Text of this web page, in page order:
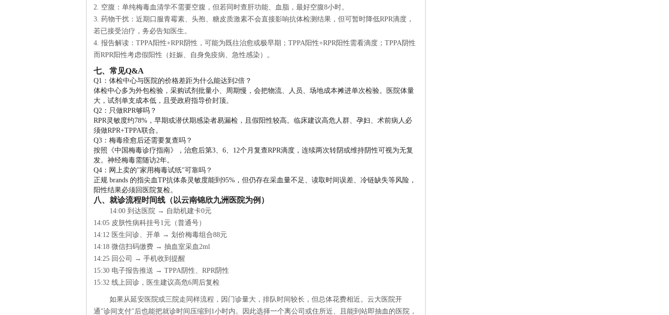
2. 空腹：单纯梅毒血清学不需要空腹，但若同时查肝功能、血脂，最好空腹8小时。
3. 药物干扰：近期口服青霉素、头孢、糖皮质激素不会直接影响抗体检测结果，但可暂时降低RPR滴度，
若已接受治疗，务必告知医生。
4. 报告解读：TPPA阳性+RPR阴性，可能为既往治愈或极早期；TPPA阳性+RPR阳性需看滴度；TPPA阴性
而RPR阳性考虑假阳性（妊娠、自身免疫病、急性感染）。
七、常见Q&A
Q1：体检中心与医院的价格差距为什么能达到2倍？
体检中心多为外包检验，采购试剂批量小、周期慢，会把物流、人员、场地成本摊进单次检验。医院体量
大，试剂单支成本低，且受政府指导价封顶。
Q2：只做RPR够吗？
RPR灵敏度约78%，早期或潜伏期感染者易漏检，且假阳性较高。临床建议高危人群、孕妇、术前病人必
须做RPR+TPPA联合。
Q3：梅毒痊愈后还需要复查吗？
按照《中国梅毒诊疗指南》，治愈后第3、6、12个月复查RPR滴度，连续两次转阴或维持阴性可视为无复
发。神经梅毒需随访2年。
Q4：网上卖的"家用梅毒试纸"可靠吗？
正规 brands 的指尖血TP抗体条灵敏度能到95%，但仍存在采血量不足、读取时间误差、冷链缺失等风险，
阳性结果必须回医院复检。
八、就诊流程时间线（以云南锦欣九洲医院为例）
14:00 到达医院 → 自助机建卡0元
14:05 皮肤性病科挂号1元（普通号）
14:12 医生问诊、开单 → 划价梅毒组合88元
14:18 微信扫码缴费 → 抽血室采血2ml
14:25 回公司 → 手机收到提醒
15:30 电子报告推送 → TPPA阴性、RPR阴性
15:32 线上回诊，医生建议高危6周后复检
如果从延安医院或三院走同样流程，因门诊量大，排队时间较长，但总体花费相近。云大医院开
通"诊间支付"后也能把就诊时间压缩到1小时内。因此选择一个离公司或住所近、且能到站即抽血的医院，